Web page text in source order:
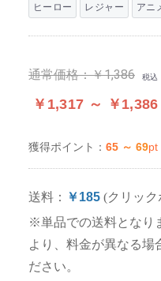
ヒーロー レジャー アニ
通常価格：￥1,386 税込
￥1,317 ～ ￥1,386
獲得ポイント： 65 ～ 69pt
送料： ￥185 (クリック
※単品での送料となり
より、料金が異なる場
ださい。